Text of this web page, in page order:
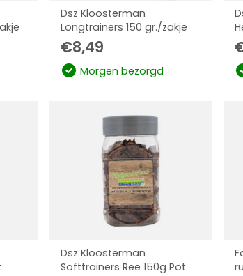
Dsz Kloosterman
Longtrainers 150 gr./zakje
€8,49
Morgen bezorgd
Dsz Kloosterman
Softtrainers Ree 150g Pot